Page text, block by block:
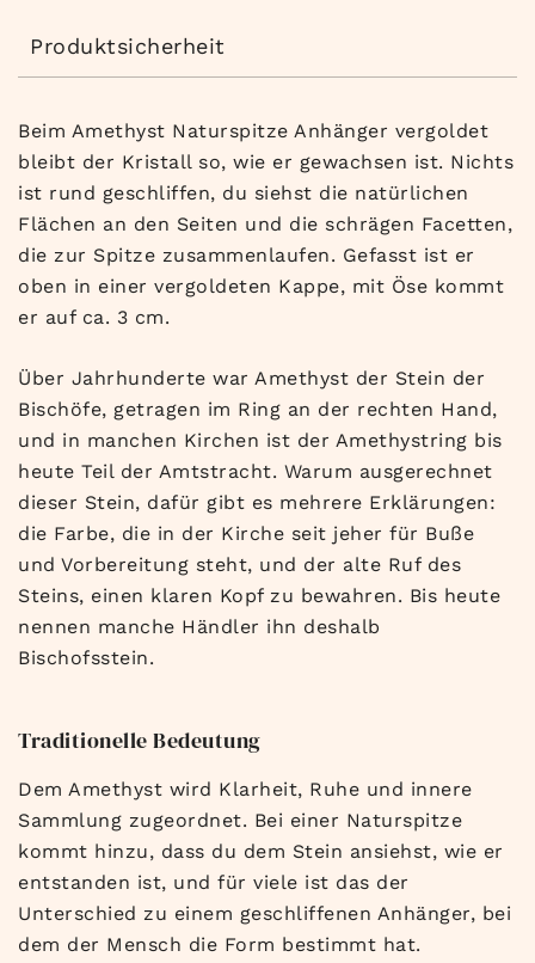
Produktsicherheit
Beim Amethyst Naturspitze Anhänger vergoldet
bleibt der Kristall so, wie er gewachsen ist. Nichts
ist rund geschliffen, du siehst die natürlichen
Flächen an den Seiten und die schrägen Facetten,
die zur Spitze zusammenlaufen. Gefasst ist er
oben in einer vergoldeten Kappe, mit Öse kommt
er auf ca. 3 cm.
Über Jahrhunderte war Amethyst der Stein der
Bischöfe, getragen im Ring an der rechten Hand,
und in manchen Kirchen ist der Amethystring bis
heute Teil der Amtstracht. Warum ausgerechnet
dieser Stein, dafür gibt es mehrere Erklärungen:
die Farbe, die in der Kirche seit jeher für Buße
und Vorbereitung steht, und der alte Ruf des
Steins, einen klaren Kopf zu bewahren. Bis heute
nennen manche Händler ihn deshalb
Bischofsstein.
Traditionelle Bedeutung
Dem Amethyst wird Klarheit, Ruhe und innere
Sammlung zugeordnet. Bei einer Naturspitze
kommt hinzu, dass du dem Stein ansiehst, wie er
entstanden ist, und für viele ist das der
Unterschied zu einem geschliffenen Anhänger, bei
dem der Mensch die Form bestimmt hat.